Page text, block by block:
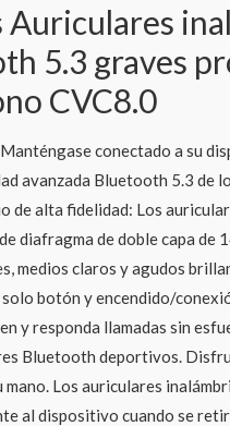
Auriculares
5.3 graves
CVC8.0
conectado a su
avanzada Bluetooth 5.3 de
de alta fidelidad: Los
diafragma de doble capa de
medios claros y agudos
botón y encendido/
y responda llamadas sin
Bluetooth deportivos.
mano. Los auriculares
al dispositivo cuando se